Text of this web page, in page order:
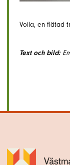
Voila, en flätad
Text och bild: